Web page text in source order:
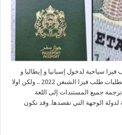
سياحية لدخول إسبانيا و إيطاليا و
فرنسا و ألمانيا تعرف على جميع متطلبات طلب فيزا الشنغن 2022 .. ولكن اولا
جميع المستندات إلى اللغة
لدولة الوجهة التي تقصدها. وقد تكون